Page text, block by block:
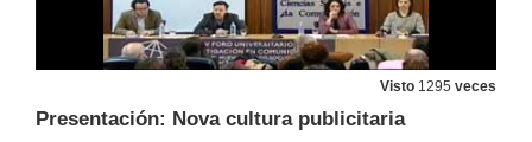
Visto 1295 veces
Presentación: Nova cultura publicitaria
6 de feb. de 2014
Sensorconomy: xestión dos sensores dun smartphone para a creación de contidos audiovisuais
6 de feb. de 2014